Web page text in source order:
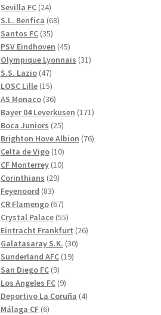
Sevilla FC 2424
produkter
S.L. Benfica 6868
Santos FC 3535
produkter
PSV Eindhoven 4545
produkter
Olympique Lyonnais 3131
S.S. Lazio 4747
produkter
LOSC Lille 1515
produkter
AS Monaco 3636
produkter
Bayer 04 Leverkusen 171171
Boca Juniors 2525
produkter
Brighton Hove Albion 7676
Celta de Vigo 1010
produkter
CF Monterrey 1010
Corinthians 2929
Feyenoord 8383
produkter
CR Flamengo 6767
produkter
Crystal Palace 5555
produkter
Eintracht Frankfurt 2626
Galatasaray S.K. 3030
Sunderland AFC 1919
San Diego FC 99
produkter
Los Angeles FC 99
produkter
Deportivo La Coruña 44
Málaga CF 66